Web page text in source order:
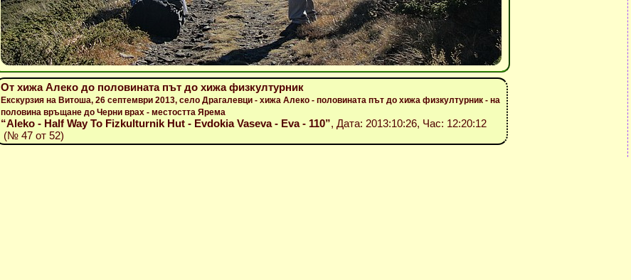
От хижа Алеко до половината път до хижа физкултурник
Екскурзия на Витоша, 26 септември 2013, село Драгалевци - хижа Алеко - половината път до хижа физкултурник - на
половина връщане до Черни врах - местостта Ярема
“Aleko - Half Way To Fizkulturnik Hut - Evdokia Vaseva - Eva - 110”, Дата: 2013:10:26, Час: 12:20:12
(№ 47 от 52)